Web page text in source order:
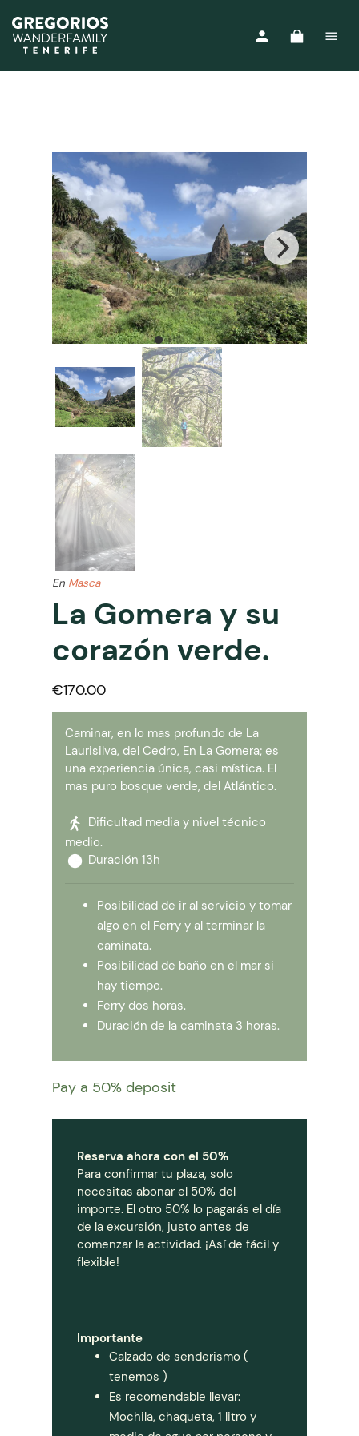
En Masca
La Gomera y su
corazón verde.
€170.00
Caminar, en lo mas profundo de La
Laurisilva, del Cedro, En La Gomera; es
una experiencia única, casi mística. El
mas puro bosque verde, del Atlántico.
Dificultad media y nivel técnico
medio.
Duración 13h
Posibilidad de ir al servicio y tomar
algo en el Ferry y al terminar la
caminata.
Posibilidad de baño en el mar si
hay tiempo.
Ferry dos horas.
Duración de la caminata 3 horas.
Pay a 50% deposit
Reserva ahora con el 50%
Para confirmar tu plaza, solo
necesitas abonar el 50% del
importe. El otro 50% lo pagarás el día
de la excursión, justo antes de
comenzar la actividad. ¡Así de fácil y
flexible!
Importante
Calzado de senderismo (
tenemos )
Es recomendable llevar:
Mochila, chaqueta, 1 litro y